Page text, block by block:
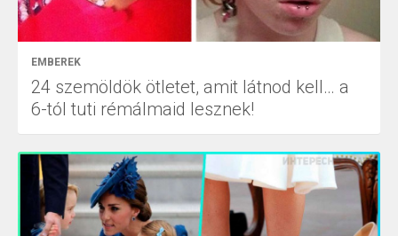
EMBEREK
24 szemöldök ötletet, amit látnod kell… a
6-tól tuti rémálmaid lesznek!